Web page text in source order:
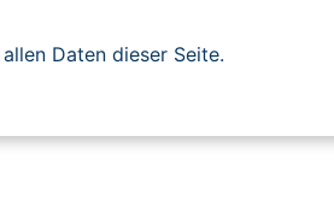
Daten dieser Seite.